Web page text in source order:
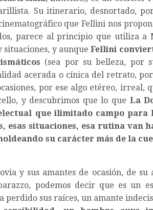
Su itinerario, desnortado,
que Fellini nos
parece al principio que utiliza a
situaciones, y aunqueFellini
(sea por su belleza, por
acerada o cínica del retrato,
por ese algo etéreo, irreal,
y descubrimos que lo que La
que ilimitado campo para
esas situaciones, esa rutina van
su carácter más de la
y sus amantes de ocasión, de su
podemos decir que es un
sus raíces, un amante